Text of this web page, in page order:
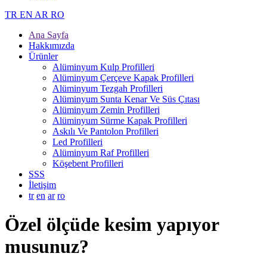
TR EN AR RO
Ana Sayfa
Hakkımızda
Ürünler
Alüminyum Kulp Profilleri
Alüminyum Çerçeve Kаpаk Profilleri
Alüminyum Tezgah Profilleri
Alüminyum Sunta Kenar Ve Süs Çıtası
Alüminyum Zemin Profilleri
Alüminyum Sürme Kapak Profilleri
Askılı Ve Pantolon Profilleri
Led Profilleri
Alüminyum Raf Profilleri
Köşebent Profilleri
SSS
İletişim
tr en ar ro
Özel ölçüde kesim yapıyor
musunuz?